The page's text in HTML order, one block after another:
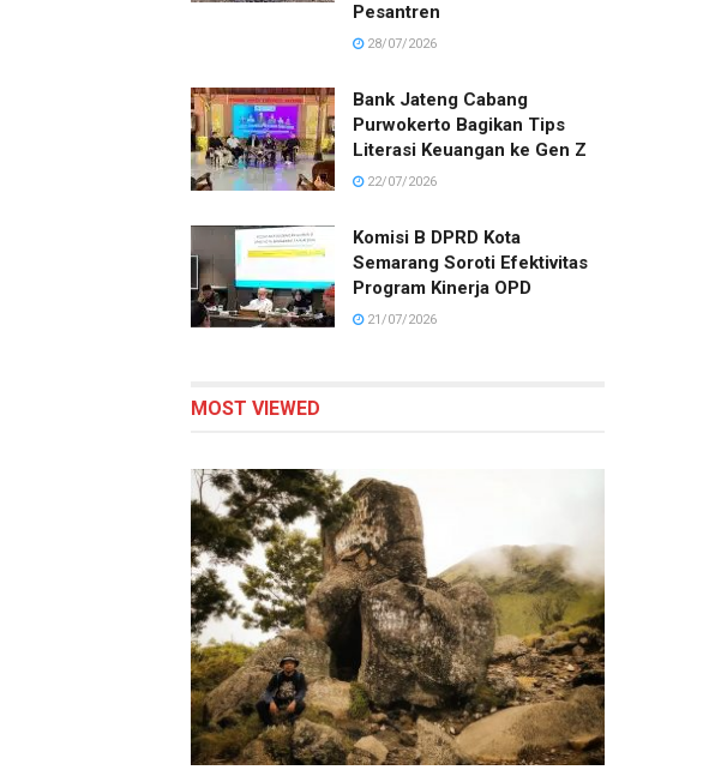
Pesantren
28/07/2026
Bank Jateng Cabang
Purwokerto Bagikan Tips
Literasi Keuangan ke Gen Z
22/07/2026
Komisi B DPRD Kota
Semarang Soroti Efektivitas
Program Kinerja OPD
21/07/2026
MOST VIEWED